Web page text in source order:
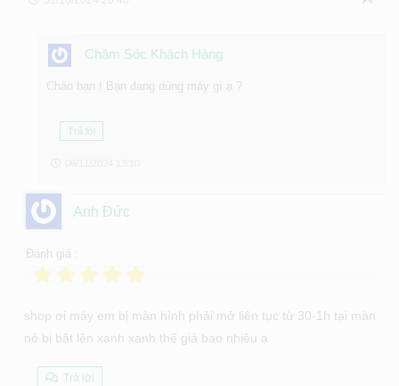
Chăm Sóc Khách Hàng
Chào bạn ! Bạn đang dùng máy gì ạ ?
Trả lời
Anh Đức
Đánh giá :
shop ơi máy em bị màn hình phải mở liên tục từ 30-1h tại màn
nó bị bật lên xanh xanh thế giá bao nhiêu ạ
Trả lời